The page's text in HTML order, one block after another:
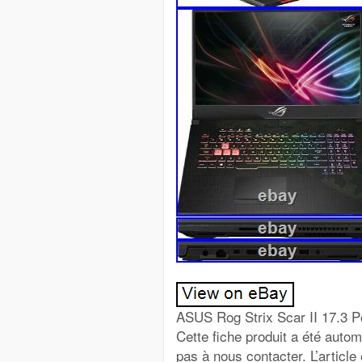
ASUS Rog Strix Scar II 17.3 Pouces Notebook i7-8750H 16GB 512GB Très Bon État. Cette fiche produit a été automatiquement traduite. Si vous avez des questions, nhésitez pas à nous contacter. L’article est soumis à une taxation différenciée selon §25a UstG. NOUS EXPÉDIONS TOUT JUSQU’À DES MARCHANDISES BLOQUÉES GRATUITEMENT. Concessionnaires les mieux notés. Avec plus de 99% d’avis positifs, vous êtes toujours du bon côté. EN LIGNE, TÉLÉPHONE, SUR PLACE. Systèmes audio, HIFI et son. Téléphones cellulaires, tablettes et montres intelligentes. Vêtements, chaussures et accessoires. Copieurs, imprimantes et scanners. Instruments de musique et équipement. Jeux PC et vidéo. PC, ordinateurs portables et réseau. Tout sur l’enfant. À propos de nous. Asus ROG Strix Scar II GL704GW 17,3 pouces i7-8750H 16 Go de RAM 512 Go SSD GeForce RTX270 Win10 gunmetal. Les ordinateurs portables sont disponibles dans de nombreux modèles différents. Qu’il s’agisse d’un ordinateur portable de travail, de loisirs ou de jeu, la vaste sélection du marché offre la solution adaptée à toutes les exigences. La haute qualité Asus ROG Strix Scar II GL704GW 17,3 pouces i7-8750H 16 Go de RAM 512 Go SSD GeForce RTX270 Win10 gunmetal se caractérise par des performances élevées et un design élégant et intemporel. Détails du produit pour Asus ROG Strix Scar II GL704GW 17,3 pouces i7-8750H 16 Go de RAM 512 Go SSD GeForce RTX270 Win10 gunmetal Fabricant: Asus Modèle: ROG Strix Scar II Écran: 17,3 , 1 920 x 1 080, 127 ppp, 144 Hz, sans reflets, IPS, 3 ms Processeur: Intel Core i7-8750H, 6x 2,20 GHz RAM: 16 Go de DDR4-2666 2 modules de 8 Go, 2 emplacements, max. 32 Go Disque dur: N /? A SSD: 512 Go M. 2 PCIe (2280) Graphiques: NVIDIA GeForce RTX 2070 (Mobile), 8 Go GDDR6 Connexions: 1x HDMI 2.0, 1x Mini DisplayPort 1.2, 1x USB-C 3.1, 1x USB-A 3.1, 3x USB-A 3.0, 1x Gb LAN, 1x jack Sans fil: WLAN 802.11a /? Ac (2×2), Bluetooth 5.0 Batterie: 1x batterie installée en permanence (Li-Polymer, 4 cellules, 76Wh) Poids: 2,90 kg Système d’exploitation: Windows 10 Famille 64 bits Entrée: clavier avec disposition DE éclairage RVB, pavé numérique, dôme en caoutchouc, anti-ghosting /? N-key rollover, pavé tactile (2 boutons de souris séparés ci-dessous) Webcam: 0,9 mégapixels Lecteur optique: N /? A Lecteur de carte: carte SD, MMC Dimensions (LxPxH): 400x273x26,4 mm La couleur noire EAN: 4718017210201. État optique Très bien L’article est en un très bon Condition et est noté 4 étoiles sur 5 par nos experts. L’article souligne cependant à peine signes visibles d’usure. La promesse de qualité mySWOOOP La satisfaction du client et la qualité sont nos principales priorités. Par conséquent, bien sûr, tous les articles sont soigneusement vérifiés par nos experts afin de pouvoir vous proposer des produits d’occasion de haute qualité. Contenu de la livraison Asus ROG Strix Scar II Câble de charge Les accessoires sont bien sûr entièrement fonctionnels. Si des accessoires d’origine, tels que le câble de charge, sont endommagés, ils ont été remplacés par des alternatives équivalentes. Remarque: Ce ne sont pas des photos originales de l’article, mais des images standard du fabricant. Remarque sur la TVA: Tous les prix sont incl. TVA et plus les frais d’expédition déterminés par la classe d’expédition. Cet article est soumis à une imposition différentielle selon §25a UStG. La TVA ne peut donc pas être déclarée. Dans